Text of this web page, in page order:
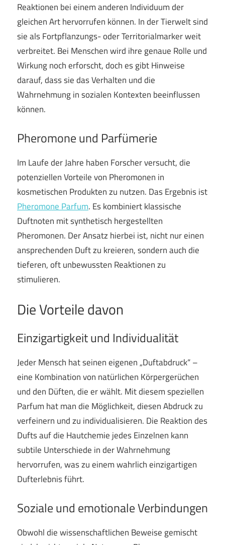
Reaktionen bei einem anderen Individuum der
gleichen Art hervorrufen können. In der Tierwelt sind
sie als Fortpflanzungs- oder Territorialmarker weit
verbreitet. Bei Menschen wird ihre genaue Rolle und
Wirkung noch erforscht, doch es gibt Hinweise
darauf, dass sie das Verhalten und die
Wahrnehmung in sozialen Kontexten beeinflussen
können.
Pheromone und Parfümerie
Im Laufe der Jahre haben Forscher versucht, die
potenziellen Vorteile von Pheromonen in
kosmetischen Produkten zu nutzen. Das Ergebnis ist
Pheromone Parfum. Es kombiniert klassische
Duftnoten mit synthetisch hergestellten
Pheromonen. Der Ansatz hierbei ist, nicht nur einen
ansprechenden Duft zu kreieren, sondern auch die
tieferen, oft unbewussten Reaktionen zu
stimulieren.
Die Vorteile davon
Einzigartigkeit und Individualität
Jeder Mensch hat seinen eigenen „Duftabdruck“ –
eine Kombination von natürlichen Körpergerüchen
und den Düften, die er wählt. Mit diesem speziellen
Parfum hat man die Möglichkeit, diesen Abdruck zu
verfeinern und zu individualisieren. Die Reaktion des
Dufts auf die Hautchemie jedes Einzelnen kann
subtile Unterschiede in der Wahrnehmung
hervorrufen, was zu einem wahrlich einzigartigen
Dufterlebnis führt.
Soziale und emotionale Verbindungen
Obwohl die wissenschaftlichen Beweise gemischt